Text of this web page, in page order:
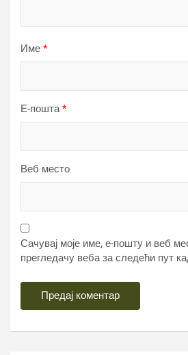
Име *
Е-пошта*
Веб место
Сачувај моје име, е-пошту и веб
прегледачу веба за следећи пут